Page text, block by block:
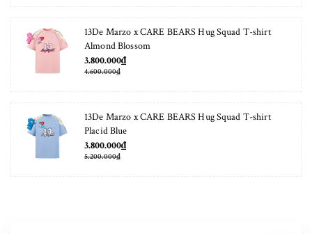
13De Marzo x CARE BEARS Hug Squad T-shirt
Almond Blossom
3.800.000₫
4.600.000₫
13De Marzo x CARE BEARS Hug Squad T-shirt
Placid Blue
3.800.000₫
5.200.000₫